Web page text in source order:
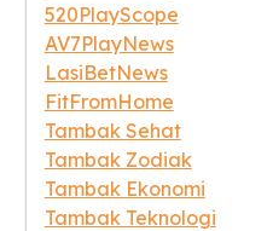
520PlayScope
AV7PlayNews
LasiBetNews
FitFromHome
Tambak Sehat
Tambak Zodiak
Tambak Ekonomi
Tambak Teknologi